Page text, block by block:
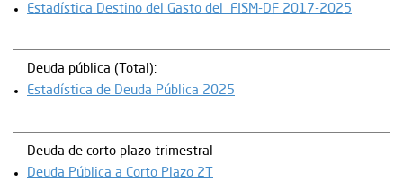
Estadística Destino del Gasto del FISM-DF 2017-2025
Deuda pública (Total):
Estadística de Deuda Pública 2025
Deuda de corto plazo trimestral
Deuda Pública a Corto Plazo 2T